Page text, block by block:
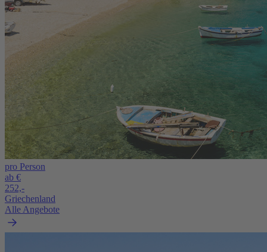
pro Person
ab €
252,-
Griechenland
Alle Angebote